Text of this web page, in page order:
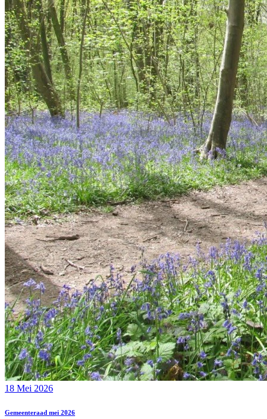
18 Mei 2026
Gemeenteraad mei 2026